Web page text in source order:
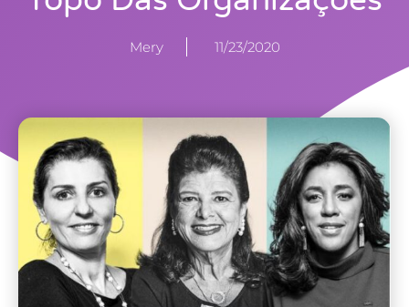
Mery 11/23/2020